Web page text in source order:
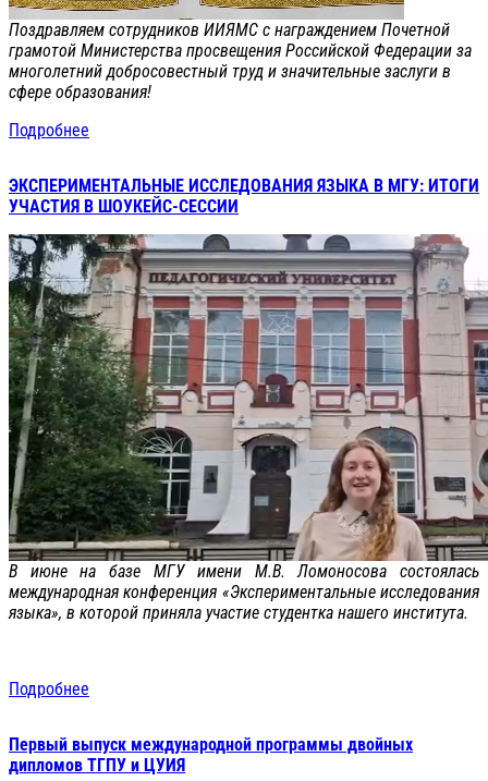
Поздравляем сотрудников ИИЯМС с награждением Почетной
грамотой Министерства просвещения Российской Федерации за
многолетний добросовестный труд и значительные заслуги в
сфере образования!
Подробнее
ЭКСПЕРИМЕНТАЛЬНЫЕ ИССЛЕДОВАНИЯ ЯЗЫКА В МГУ: ИТОГИ
УЧАСТИЯ В ШОУКЕЙС-СЕССИИ
В июне на базе МГУ имени М.В. Ломоносова состоялась
международная конференция «Экспериментальные исследования
языка», в которой приняла участие студентка нашего института.
Подробнее
Первый выпуск международной программы двойных
дипломов ТГПУ и ЦУИЯ